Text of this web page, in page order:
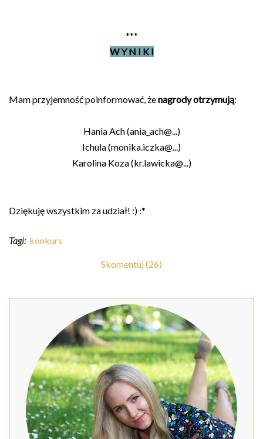
***
W Y N I K I
Mam przyjemność poinformować, żenagrody otrzymują:
Hania Ach (ania_ach@...)
Ichula (monika.iczka@...)
Karolina Koza (kr.lawicka@...)
Dziękuję wszystkim za udział! :) :*
Tagi: konkurs
Skomentuj (26)